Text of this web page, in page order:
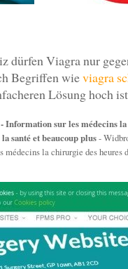
dürfen Viagra nur
Begriffen wieviagra
Lösung hoch
sur les médecins
santé et beaucoup plus-
médecins la chirurgie des